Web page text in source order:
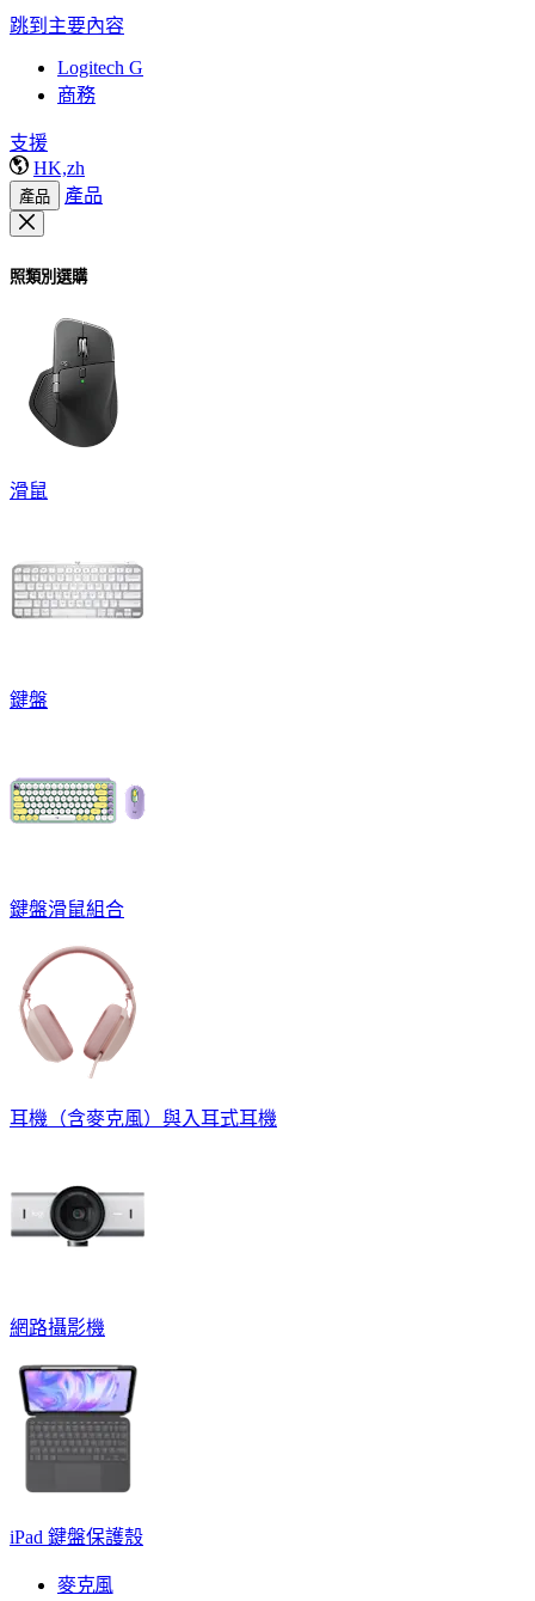
跳到主要內容
Logitech G
商務
支援
HK,zh
產品 產品
照類別選購
滑鼠
鍵盤
鍵盤滑鼠組合
耳機（含麥克風）與入耳式耳機
網路攝影機
iPad 鍵盤保護殼
麥克風